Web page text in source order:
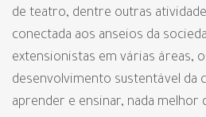
de teatro, dentre outras
conectada aos anseios da
extensionistas em várias áreas,
desenvolvimento sustentável da
aprender e ensinar, nada melhor